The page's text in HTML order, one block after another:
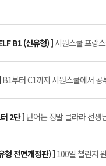
B1 (신유형) ]시원스쿨 프랑
B1부터 C1까지 시원스쿨에서 공
2탄 ] 단어는 정말 클라라 선생
형 전면개정판) ] 100일 챌린지